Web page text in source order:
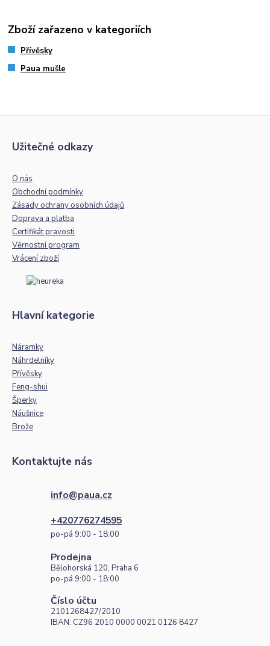
Zboží zařazeno v kategoriích
Přívěsky
Paua mušle
Užitečné odkazy
O nás
Obchodní podmínky
Zásady ochrany osobních údajů
Doprava a platba
Certifikát pravosti
Věrnostní program
Vrácení zboží
Hlavní kategorie
Náramky
Náhrdelníky
Přívěsky
Feng-shui
Šperky
Náušnice
Brože
Kontaktujte nás
info@paua.cz
+420776274595
po-pá 9:00 - 18:00
Prodejna
Bělohorská 120, Praha 6
po-pá 9:00 - 18:00
Číslo účtu
2101268427/2010
IBAN: CZ96 2010 0000 0021 0126 8427